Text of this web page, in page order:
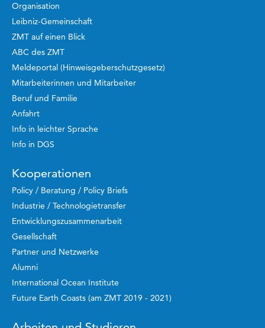
Organisation
Leibniz-Gemeinschaft
ZMT auf einen Blick
ABC des ZMT
Meldeportal (Hinweisgeberschutzgesetz)
Mitarbeiterinnen und Mitarbeiter
Beruf und Familie
Anfahrt
Info in leichter Sprache
Info in DGS
Kooperationen
Policy / Beratung / Policy Briefs
Industrie / Technologietransfer
Entwicklungszusammenarbeit
Gesellschaft
Partner und Netzwerke
Alumni
International Ocean Institute
Future Earth Coasts (am ZMT 2019 - 2021)